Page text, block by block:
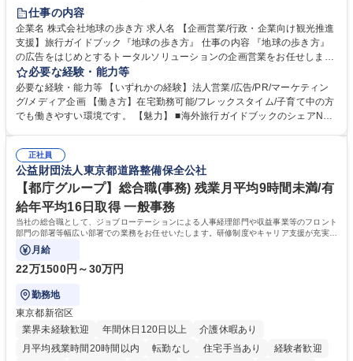
駅近5分以内
仕事の内容
企業名 株式会社地球の歩き方 求人名 【企画営業/行政・企業向け観光推進
支援】旅行ガイドブック『地球の歩き方』 仕事の内容 『地球の歩き方』
の広告をはじめとするトータルソリューションの企画営業をお任せしま
す。クライアントは、観光（海外旅行、国内旅行、インバウンド）で地域
や事業を推進したい国内外の行政や企業です。 【業務詳細】■『地球の歩
き方』は海外旅行ガイドブックのNo.1ブランドであり、国内旅行において
も牽引しております。観光推進支援においても、業界を牽引する意欲的な
に、インバウンドのトップブランドに成長しております■旅が業務であ
り、日常です。旅好きにはこれ以上ない環境です 募集職種 【企画営業/行
政・企業向け観光推進支援】旅行ガイドブック『地球の歩き方』
必要な経験・能力等
必要な経験・能力等 【いずれかの経験】法人営業/広告/PR/マーケティン
グ/メディア企画 【働き方】在宅勤務可能/フレックスタイム/子育て中の方
でも働きやすい環境です。 【魅力】 ■海外旅行ガイドブックのシェアNo.1
であり、「地球の歩き方」としてどう取り組むか、共に形を作るコアメン
バーとして活躍いただきます。 学歴・資格 学歴：大学院 大学 語学力： 資
格：
正社員
公益財団法人東京都道路整備保全公社
【都庁グループ】総合職(事務) 残業月平均9時間未満/有
給年平均16日取得 一般事務
当社の総合職として、ジョブローテーションによる人事経理部門や収益事業等のフロント
部門の部署等幅広い部署での業務をお任せいたします。研修制度やキャリア支援が充実し
ております！ ※下記業務詳細
月給
22万1500円～30万円
勤務地
東京都新宿区
業界未経験歓迎
年間休日120日以上
介護休暇あり
月平均残業時間20時間以内
転勤なし 住宅手当あり
経験者歓迎